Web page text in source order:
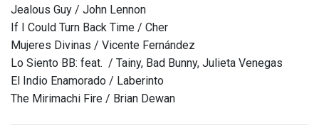
Jealous Guy / John Lennon
If I Could Turn Back Time / Cher
Mujeres Divinas / Vicente Fernández
Lo Siento BB: feat. / Tainy, Bad Bunny, Julieta Venegas
El Indio Enamorado / Laberinto
The Mirimachi Fire / Brian Dewan